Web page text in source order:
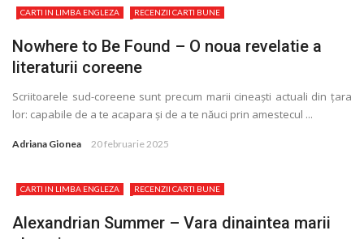
CARTI IN LIMBA ENGLEZA RECENZII CARTI BUNE
Nowhere to Be Found – O noua revelatie a
literaturii coreene
Scriitoarele sud-coreene sunt precum marii cineaști actuali din ţara
lor: capabile de a te acapara și de a te năuci prin amestecul ...
Adriana Gionea 20 februarie 2025
CARTI IN LIMBA ENGLEZA RECENZII CARTI BUNE
Alexandrian Summer – Vara dinaintea marii